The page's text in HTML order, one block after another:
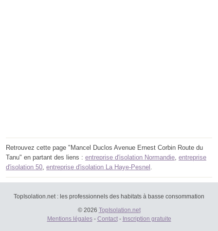
Retrouvez cette page "Mancel Duclos Avenue Ernest Corbin Route du
Tanu" en partant des liens : entreprise d'isolation Normandie, entreprise
d'isolation 50, entreprise d'isolation La Haye-Pesnel .
TopIsolation.net : les professionnels des habitats à basse consommation
© 2026 TopIsolation.net
Mentions légales- Contact- Inscription gratuite